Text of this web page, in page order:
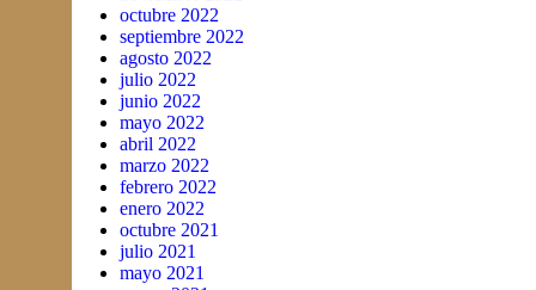
octubre 2022
septiembre 2022
agosto 2022
julio 2022
junio 2022
mayo 2022
abril 2022
marzo 2022
febrero 2022
enero 2022
octubre 2021
julio 2021
mayo 2021